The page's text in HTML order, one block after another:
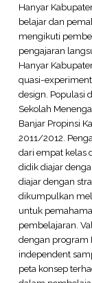
Hanyar
belajar dan
mengikuti
pengajaran
Hanyar
quasi-
design. Populasi
Sekolah
Banjar Propinsi
2011/2012.
dari empat kelas
didik diajar
diajar dengan
dikumpulkan
untuk
pembelajaran.
dengan program
independent
peta konsep